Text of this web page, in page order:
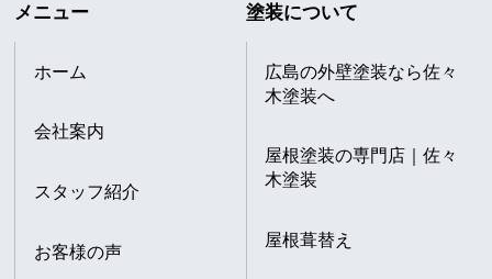
メニュー
ホーム
会社案内
スタッフ紹介
お客様の声
塗装について
広島の外壁塗装なら佐々
木塗装へ
屋根塗装の専門店｜佐々
木塗装
屋根葺替え